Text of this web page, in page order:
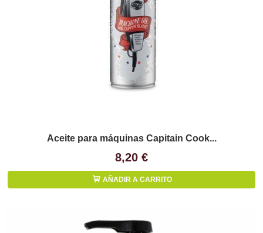
Aceite para máquinas Capitain Cook...
8,20 €
AÑADIR A CARRITO